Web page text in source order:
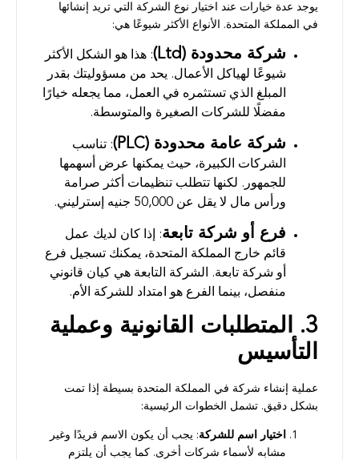
يوجد عدة خيارات عند اختيار نوع الشركة التي تريد إنشائها
في المملكة المتحدة. الأنواع الأكثر شيوعًا هي:
شركة محدودة (Ltd)
: هذا هو الشكل الأكثر
شيوعًا لهياكل الأعمال. يحد من مسؤوليتك بقدر
المبلغ الذي تستثمره في العمل، مما يجعله خيارًا
مفضلًا للشركات الصغيرة والمتوسطة.
شركة عامة محدودة (PLC)
: تناسب
الشركات الكبيرة، حيث يمكنها عرض أسهمها
للجمهور. لكنها تتطلب تنظيمات أكثر صرامة
ورأس مال لا يقل عن 50,000 جنيه إسترليني.
فرع أو شركة تابعة: إذا كان لديك عمل
قائم خارج المملكة المتحدة، يمكنك تسجيل فرع
أو شركة تابعة. الشركة التابعة هي كيان قانوني
منفصل، بينما الفرع هو امتداد للشركة الأم.
3. المتطلبات القانونية وعملية
التأسيس
عملية إنشاء شركة في المملكة المتحدة بسيطة إذا تمت
بشكل دقيق. تشمل الخطوات الرئيسية:
اختيار اسم للشركة: يجب أن يكون الاسم فريدًا وغير
مشابه لأسماء شركات أخرى. كما يجب أن يلتزم